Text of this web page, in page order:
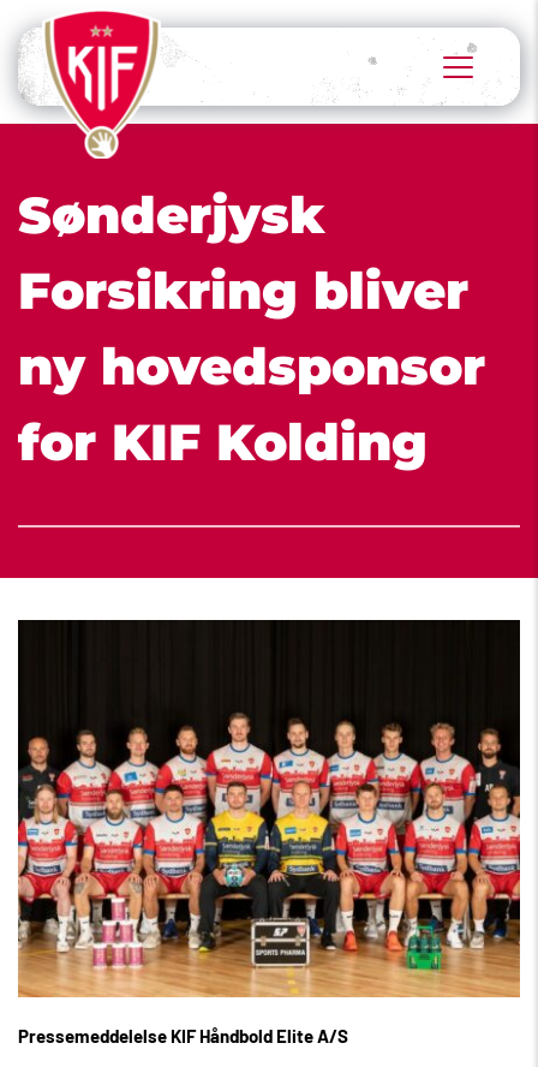
Sønderjysk
Forsikring bliver
ny hovedsponsor
for KIF Kolding
Pressemeddelelse KIF Håndbold Elite A/S